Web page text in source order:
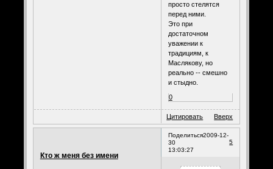
просто стелятся
перед ними.
Это при
достаточном
уважении к
традициям, к
Маслякову, но
реально -- смешно
и стыдно.
0
Цитировать Вверх
Поделиться
5
2009-12-
30
13:03:27
Кто ж меня без имени